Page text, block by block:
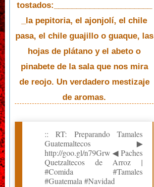
tostados:______________________
_la pepitoria, el ajonjolí, el chile
pasa, el chile guajillo o guaque, las
hojas de plátano y el abeto o
pinabete de la sala que nos mira
de reojo. Un verdadero mestizaje
de aromas.
:: RT: Preparando Tamales
Guatemaltecos ▶
http://goo.gl/n79Grw ◀ Paches
Quetzaltecos de Arroz |
#Comida #Tamales
#Guatemala #Navidad